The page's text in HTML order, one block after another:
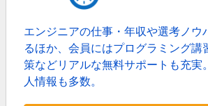
エンジニアの仕事・年収や選考ノウ
るほか、会員にはプログラミング講
策などリアルな無料サポートも充実。
人情報も多数。